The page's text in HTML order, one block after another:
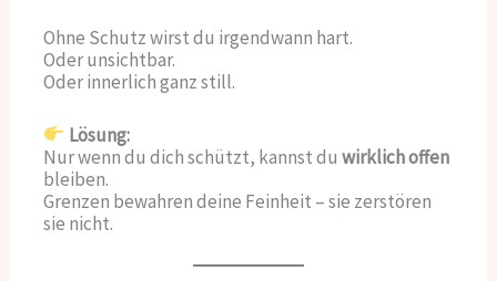
Ohne Schutz wirst du irgendwann hart.
Oder unsichtbar.
Oder innerlich ganz still.
Lösung:
Nur wenn du dich schützt, kannst duwirklich offen
bleiben.
Grenzen bewahren deine Feinheit – sie zerstören
sie nicht.